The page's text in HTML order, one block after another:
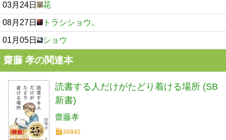
03月24日 花
08月27日 トラシショウ。
01月05日 ショウ
齋藤 孝の関連本
読書する人だけがたどり着ける場所 (SB
新書)
齋藤孝
20841